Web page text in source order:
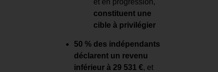
et en progression,
constituent une
cible à privilégier
50 % des indépendants
déclarent un revenu
inférieur à 29 531 €, et